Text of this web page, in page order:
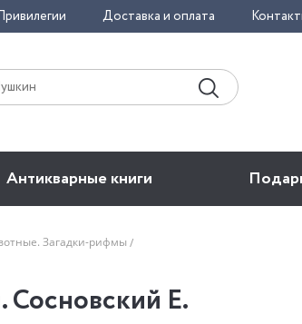
Доставка и оплата
Антикварные книги
Загадки-рифмы
Е.